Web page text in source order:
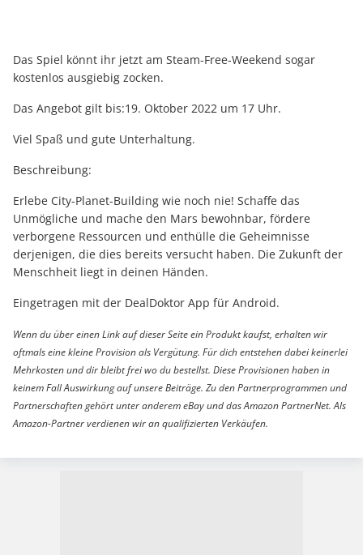
Das Spiel könnt ihr jetzt am Steam-Free-Weekend sogar
kostenlos ausgiebig zocken.
Das Angebot gilt bis:19. Oktober 2022 um 17 Uhr.
Viel Spaß und gute Unterhaltung.
Beschreibung:
Erlebe City-Planet-Building wie noch nie! Schaffe das
Unmögliche und mache den Mars bewohnbar, fördere
verborgene Ressourcen und enthülle die Geheimnisse
derjenigen, die dies bereits versucht haben. Die Zukunft der
Menschheit liegt in deinen Händen.
Eingetragen mit der DealDoktor App für Android.
Wenn du über einen Link auf dieser Seite ein Produkt kaufst, erhalten wir
oftmals eine kleine Provision als Vergütung. Für dich entstehen dabei keinerlei
Mehrkosten und dir bleibt frei wo du bestellst. Diese Provisionen haben in
keinem Fall Auswirkung auf unsere Beiträge. Zu den Partnerprogrammen und
Partnerschaften gehört unter anderem eBay und das Amazon PartnerNet. Als
Amazon-Partner verdienen wir an qualifizierten Verkäufen.